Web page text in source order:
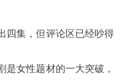
四集，但评论区已经吵得
是女性题材的一大突破，